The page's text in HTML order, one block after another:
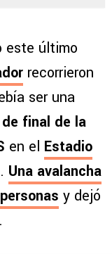
este último
recorrieron
ser una
final de la
en el Estadio
Una avalancha
y dejó